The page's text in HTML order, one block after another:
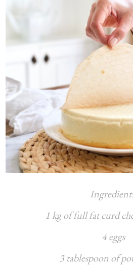
1 kg of full fat curd
4 eggs
3 tablespoon of